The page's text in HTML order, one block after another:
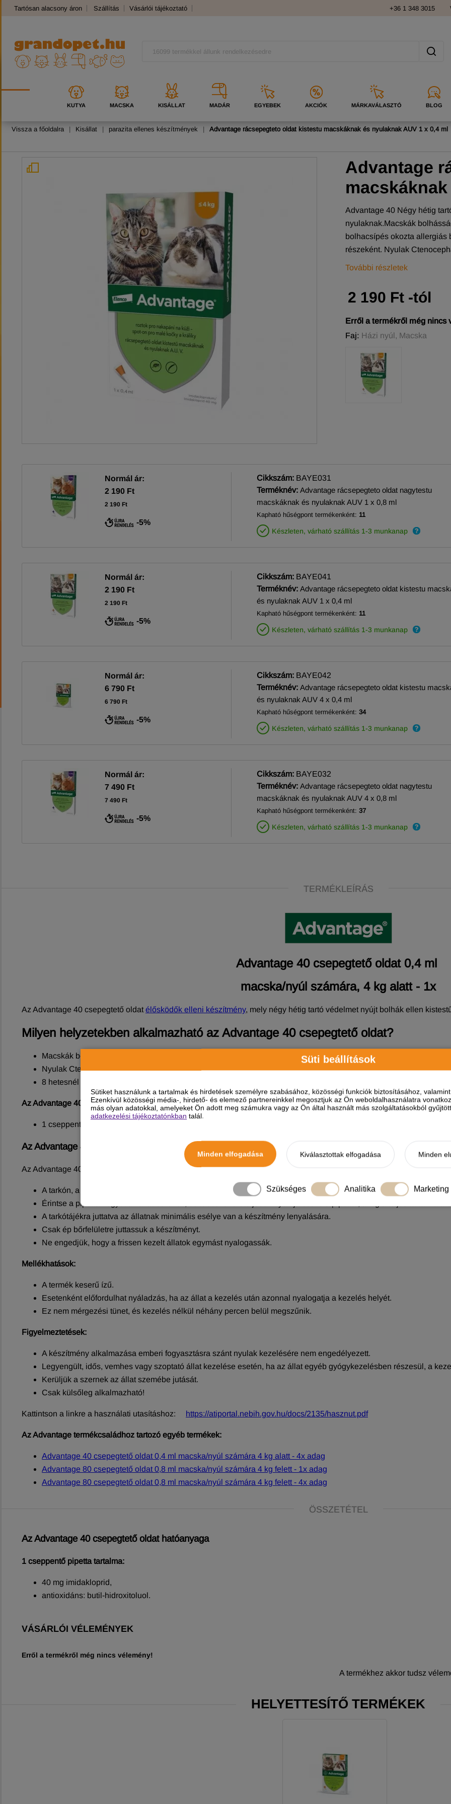
Süti beállítások
Sütiket használunk a tartalmak és hirdetések személyre szabásához, közösségi funkciók biztosításához,
Ezenkívül közösségi média-, hirdető- és elemező partnereinkkel megosztjuk az Ön weboldalhasználatra
más olyan adatokkal, amelyeket Ön adott meg számukra vagy az Ön által használt más szolgáltatásokból
adatkezelési tájékoztatónkban talál.
Minden elfogadása Kiválasztottak elfogadása Minden
Szükséges Analitika Marketing
Tartósan alacsony áron Szállítás Vásárlói tájékoztató +36 1 348 3015
KUTYA MACSKA KISÁLLAT MADÁR EGYEBEK AKCIÓK MÁRKAVÁLASZTÓ BLOG
Vissza a főoldalra | Kisállat | parazita ellenes készítmények | Advantage rácsepegteto oldat kistestu macskáknak és nyulaknak AUV 1 x 0,4 ml
Advantage
Advantage 40 Négy hétig
nyulaknak.Macskák
bolhacsípés okozta allergiás
részeként. Nyulak
További részletek
2 190 Ft -tól
Erről a termékről még nincs
Faj: Házi nyúl, Macska
Normál ár:
2 190 Ft
2 190 Ft
-5%
Cikkszám: BAYE031
Terméknév: Advantage rácsepegteto oldat nagytestu
macskáknak és nyulaknak AUV 1 x 0,8 ml
Kapható hűségpont termékenként: 11
Készleten, várható szállítás 1-3 munkanap
Normál ár:
2 190 Ft
2 190 Ft
-5%
Cikkszám: BAYE041
Terméknév: Advantage rácsepegteto oldat kistestu
és nyulaknak AUV 1 x 0,4 ml
Kapható hűségpont termékenként: 11
Készleten, várható szállítás 1-3 munkanap
Normál ár:
6 790 Ft
6 790 Ft
-5%
Cikkszám: BAYE042
Terméknév: Advantage rácsepegteto oldat kistestu
és nyulaknak AUV 4 x 0,4 ml
Kapható hűségpont termékenként: 34
Készleten, várható szállítás 1-3 munkanap
Normál ár:
7 490 Ft
7 490 Ft
-5%
Cikkszám: BAYE032
Terméknév: Advantage rácsepegteto oldat nagytestu
macskáknak és nyulaknak AUV 4 x 0,8 ml
Kapható hűségpont termékenként: 37
Készleten, várható szállítás 1-3 munkanap
TERMÉKLEÍRÁS
Advantage 40 csepegtető oldat 0,4 ml
macska/nyúl számára, 4 kg alatt - 1x
Az Advantage 40 csepegtető oldat élősködők elleni készítmény, mely négy hétig tartó védelmet nyújt bolhák ellen
Milyen helyzetekben alkalmazható az Advantage 40 csepegtető oldat?
Macskák bolhásságának megelőzésére és kezelésére, ezáltal a bolhacsípés okozta allergiás bőrgyulladás (FAD)
Nyulak Ctenocephalides felis okozta bolhásságának kezelésére.
8 hetesnél fiatalabb macskán és 10 hetesnél fiatalabb nyúlon való alkalmazása nem javasolt.
Az Advantage 40 csepegtető oldat hatóanyaga:
1 cseppentő pipetta tartalmaz: 40 mg imidakloprid, antioxidáns: butil-hidroxitoluol.
Az Advantage 40 csepegtető oldat használata
Az Advantage 40 csepegtető oldat egyszeri adagja 40 mg Imidakloprid / macska (4 kg testtömeg alatt), ami megfelel: 1
A tarkón, a koponya alapjánál hajtsa szét a szőrt úgy, hogy a bőr láthatóvá váljék.
Érintse a pipetta hegyét az állat bőréhez, és többször erőteljesen nyomja össze a pipettát, amíg a teljes tartalma a
A tarkótájékra juttatva az állatnak minimális esélye van a készítmény lenyalására.
Csak ép bőrfelületre juttassuk a készítményt.
Ne engedjük, hogy a frissen kezelt állatok egymást nyalogassák.
Mellékhatások:
A termék keserű ízű.
Esetenként előfordulhat nyáladzás, ha az állat a kezelés után azonnal nyalogatja a kezelés helyét.
Ez nem mérgezési tünet, és kezelés nélkül néhány percen belül megszűnik.
Figyelmeztetések:
A készítmény alkalmazása emberi fogyasztásra szánt nyulak kezelésére nem engedélyezett.
Legyengült, idős, vemhes vagy szoptató állat kezelése esetén, ha az állat egyéb gyógykezelésben részesül, a
Kerüljük a szernek az állat szemébe jutását.
Csak külsőleg alkalmazható!
Kattintson a linkre a használati utasításhoz: https://atiportal.nebih.gov.hu/docs/2135/hasznut.pdf
Az Advantage termékcsaládhoz tartozó egyéb termékek:
Advantage 40 csepegtető oldat 0,4 ml macska/nyúl számára 4 kg alatt - 4x adag
Advantage 80 csepegtető oldat 0,8 ml macska/nyúl számára 4 kg felett - 1x adag
Advantage 80 csepegtető oldat 0,8 ml macska/nyúl számára 4 kg felett - 4x adag
ÖSSZETÉTEL
Az Advantage 40 csepegtető oldat hatóanyaga
1 cseppentő pipetta tartalma:
40 mg imidakloprid,
antioxidáns: butil-hidroxitoluol.
VÁSÁRLÓI VÉLEMÉNYEK
Erről a termékről még nincs vélemény!
A termékhez akkor tudsz
HELYETTESÍTŐ TERMÉKEK